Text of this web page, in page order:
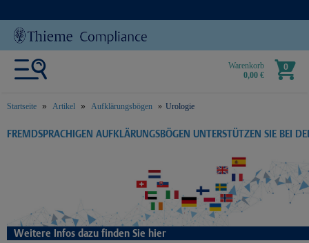
Warenkorb
0,00 €
0
Startseite Artikel Aufklärungsbögen Urologie
text.skipToContent
text.skipToNavigation
FREMDSPRACHIGEN AUFKLÄRUNGSBÖGEN UNTERSTÜTZEN SIE BEI
Weitere Infos dazu finden Sie hier